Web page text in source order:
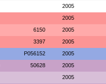
2005
2005
6150 2005
3397 2005
P056152 2005
50628 2005
2005